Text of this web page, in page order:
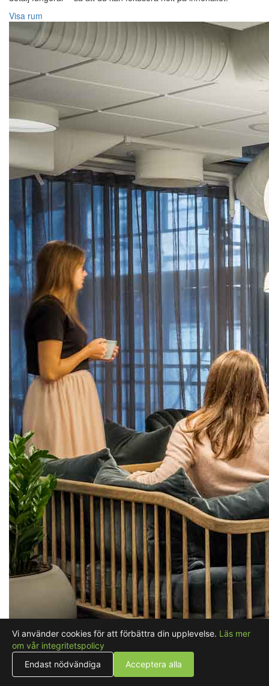
Visa rum
Vi använder cookies för att förbättra din upplevelse. Läs mer
om vår integritetspolicy
Endast nödvändiga
Acceptera alla